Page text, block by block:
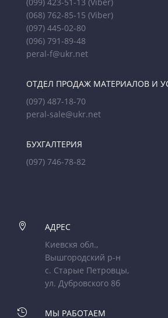
(068) 762-85-15 (Viber)
(097) 445-02-80
(096) 791-89-48
peral-f@ukr.net
ОТДЕЛ ПРОДАЖ МАТЕРИАЛОВ И
(097) 487-18-70
peral-sale@ukr.net
БУХГАЛТЕРИЯ
(097) 746-78-82

АДРЕС
Киевскя обл.,
Вышгородский р-н
с. Старые Петровцы,
ул. Дубровского 8б

МЫ РАБОТАЕМ